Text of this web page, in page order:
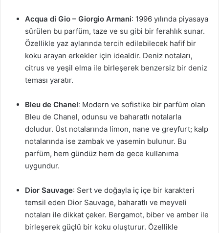
Acqua di Gio – Giorgio Armani: 1996 yılında piyasaya
sürülen bu parfüm, taze ve su gibi bir ferahlık sunar.
Özellikle yaz aylarında tercih edilebilecek hafif bir
koku arayan erkekler için idealdir. Deniz notaları,
citrus ve yeşil elma ile birleşerek benzersiz bir deniz
teması yaratır.
Bleu de Chanel: Modern ve sofistike bir parfüm olan
Bleu de Chanel, odunsu ve baharatlı notalarla
doludur. Üst notalarında limon, nane ve greyfurt; kalp
notalarında ise zambak ve yasemin bulunur. Bu
parfüm, hem gündüz hem de gece kullanıma
uygundur.
Dior Sauvage: Sert ve doğayla iç içe bir karakteri
temsil eden Dior Sauvage, baharatlı ve meyveli
notaları ile dikkat çeker. Bergamot, biber ve amber ile
birleşerek güçlü bir koku oluşturur. Özellikle